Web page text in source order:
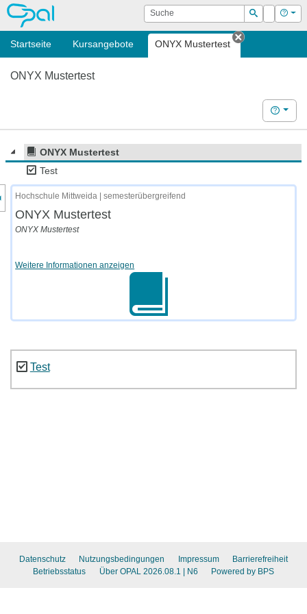
OPAL Suche
Suchen
Login Hilfe
Startseite Kursangebote ONYX Mustertest
Tab
ONYX Mustertest
Hilfe
ONYX Mustertest
Test
des Kursmenüs
Hochschule Mittweida | semesterübergreifend
ONYX Mustertest
ONYX Mustertest
Weitere Informationen anzeigen
Test
Datenschutz Nutzungsbedingungen Impressum
Barrierefreiheit
Betriebsstatus
Über OPAL 2026.08.1 | N6 Powered by BPS